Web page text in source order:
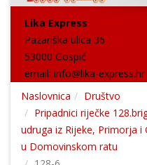
Lika Express
Pazariška ulica 36
53000 Gospić
email: info@lika-express.hr
Naslovnica
Društvo
Pripadnici riječke
udruga iz Rijeke, Primorja
u Domovinskom ratu